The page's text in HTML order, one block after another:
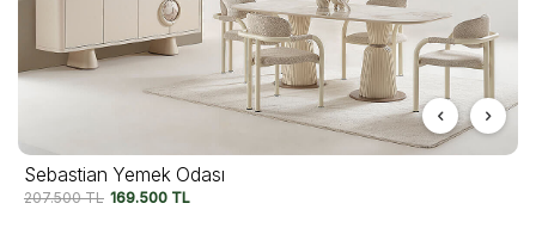
Sebastian Yemek Odası
207.500TL 169.500 TL